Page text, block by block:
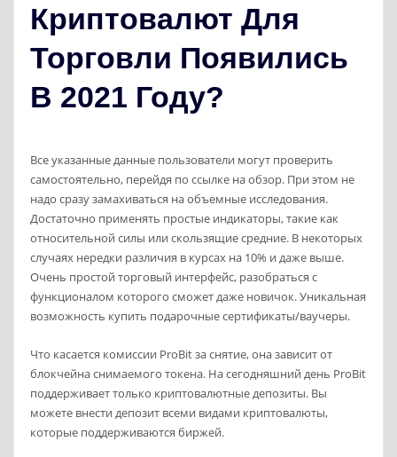
Криптовалют Для
Торговли Появились
В 2021 Году?
Все указанные данные пользователи могут проверить
самостоятельно, перейдя по ссылке на обзор. При этом не
надо сразу замахиваться на объемные исследования.
Достаточно применять простые индикаторы, такие как
относительной силы или скользящие средние. В некоторых
случаях нередки различия в курсах на 10% и даже выше.
Очень простой торговый интерфейс, разобраться с
функционалом которого сможет даже новичок. Уникальная
возможность купить подарочные сертификаты/ваучеры.
Что касается комиссии ProBit за снятие, она зависит от
блокчейна снимаемого токена. На сегодняшний день ProBit
поддерживает только криптовалютные депозиты. Вы
можете внести депозит всеми видами криптовалюты,
которые поддерживаются биржей.